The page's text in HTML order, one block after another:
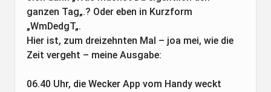
ganzen Tag„.? Oder eben in Kurzform
„WmDedgT„.
Hier ist, zum dreizehnten Mal – joa mei, wie die
Zeit vergeht – meine Ausgabe:
06.40 Uhr, die Wecker App vom Handy weckt